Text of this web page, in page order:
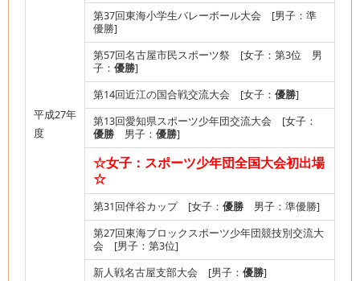
平成27年
度
第37回東海小学生バレーボール大会 [男子：準
優勝]
第57回名古屋市民スポーツ祭 [女子：第3位 男
子： 優勝]
第14回近江の国合戦交流大会 [女子： 優勝]
第13回愛知県スポーツ少年団交流大会 [女子：
優勝 男子： 優勝]
☆女子：スポーツ少年団全国大会初出場
☆
第31回伴谷カップ [女子： 優勝 男子：準優勝]
第27回東海ブロックスポーツ少年団競技別交流大
会 [男子：第3位]
新人戦名古屋支部大会 [男子： 優勝]